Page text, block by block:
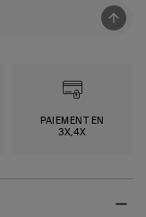
PAIEMENT EN
3X,4X